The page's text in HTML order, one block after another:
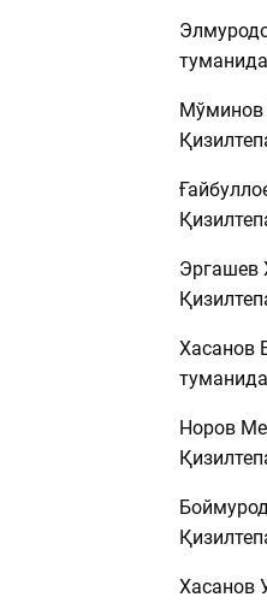
Мўминов
Эргашев
Хасанов
Норов
Хасанов